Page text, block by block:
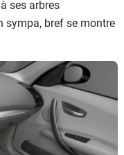
ses arbres
sympa, bref se montre